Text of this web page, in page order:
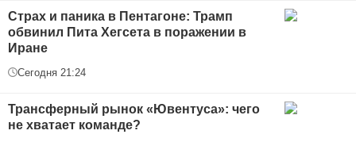
Страх и паника в Пентагоне: Трамп
обвинил Пита Хегсета в поражении в
Иране
Сегодня 21:24
Трансферный рынок «Ювентуса»: чего
не хватает команде?